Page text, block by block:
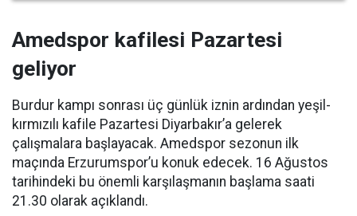
Amedspor kafilesi Pazartesi
geliyor
Burdur kampı sonrası üç günlük iznin ardından yeşil-
kırmızılı kafile Pazartesi Diyarbakır’a gelerek
çalışmalara başlayacak. Amedspor sezonun ilk
maçında Erzurumspor’u konuk edecek. 16 Ağustos
tarihindeki bu önemli karşılaşmanın başlama saati
21.30 olarak açıklandı.